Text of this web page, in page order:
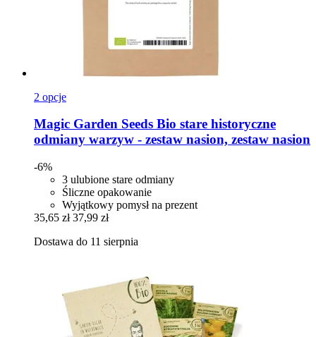
2 opcje
Magic Garden Seeds Bio stare historyczne
odmiany warzyw -​ zestaw nasion, zestaw nasion
-6%
3 ulubione stare odmiany
Śliczne opakowanie
Wyjątkowy pomysł na prezent
35,65 zł 37,99 zł
Dostawa do 11 sierpnia